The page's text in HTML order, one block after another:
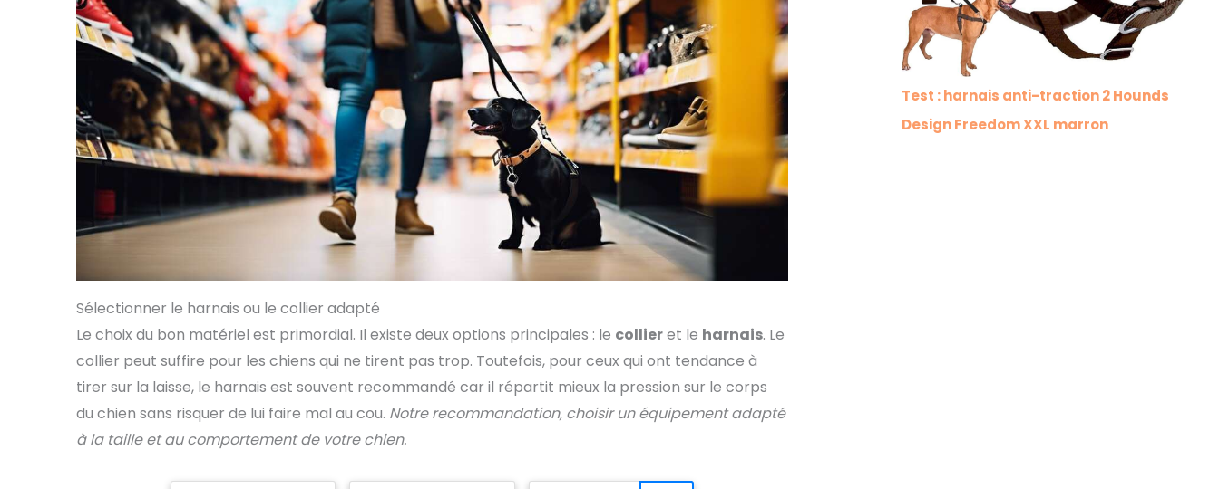
Sélectionner le harnais ou le collier adapté
Le choix du bon matériel est primordial. Il existe deux options principales : le collieret le harnais. Le
collier peut suffire pour les chiens qui ne tirent pas trop. Toutefois, pour ceux qui ont tendance à
tirer sur la laisse, le harnais est souvent recommandé car il répartit mieux la pression sur le corps
du chien sans risquer de lui faire mal au cou. Notre recommandation, choisir un équipement adapté
à la taille et au comportement de votre chien.
Test : harnais anti-traction 2 Hounds
Design Freedom XXL marron